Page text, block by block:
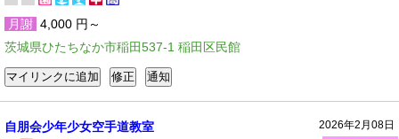
月謝 4,000 円～
茨城県ひたちなか市稲田537-1 稲田区民館
2026年2月08日
自朋会少年少女空手道教室